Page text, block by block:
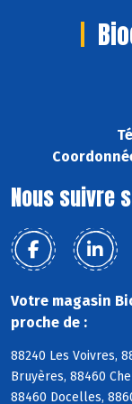
Nous suivre
Votre magasin
proche de :
88240 Les Voivres,
Bruyères, 88460
88460 Docelles,